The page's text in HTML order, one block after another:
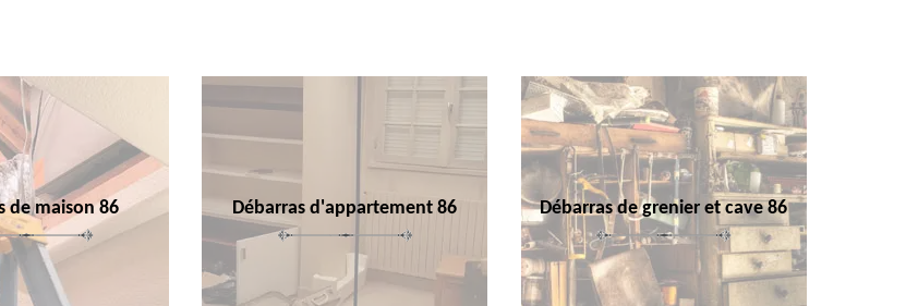
de maison 86 Débarras d'appartement 86 Débarras de grenier et cave 86